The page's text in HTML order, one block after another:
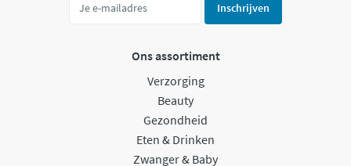
Inschrijven
Ons assortiment
Verzorging
Beauty
Gezondheid
Eten & Drinken
Zwanger & Baby